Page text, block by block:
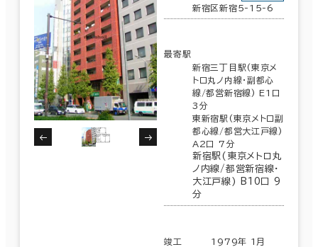
新宿区新宿5-15-6
最寄駅
新宿三丁目駅(東京メ
トロ丸ノ内線･副都心
線/都営新宿線) E1口
3分
東新宿駅(東京メトロ副
都心線/都営大江戸線)
A2口 7分
新宿駅(東京メトロ丸
ノ内線/都営新宿線･
大江戸線) B10口 9
分
竣工 1979年 1月